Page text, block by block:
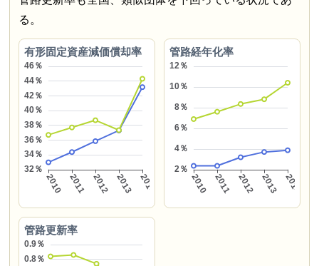
る。
有形固定資産減価償却率 管路経年化率
管路更新率